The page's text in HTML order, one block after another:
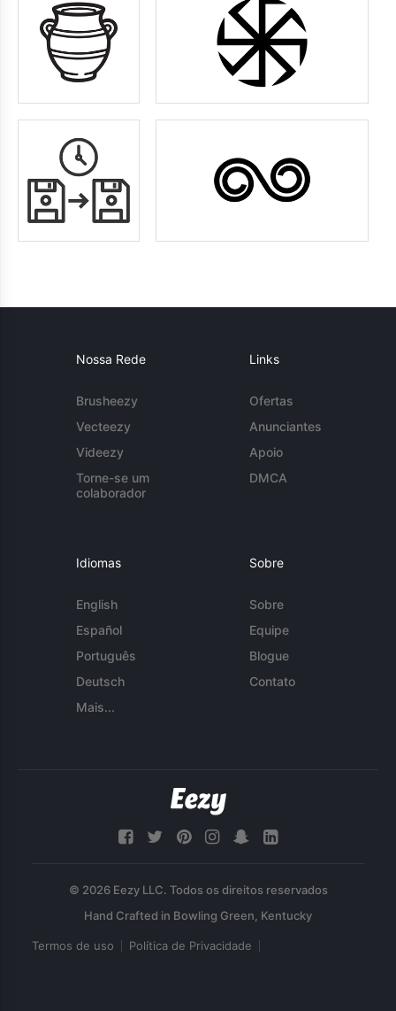
Nossa Rede
Brusheezy
Vecteezy
Videezy
Torne-se um
colaborador
Links
Ofertas
Anunciantes
Apoio
DMCA
Idiomas
English
Español
Português
Deutsch
Mais...
Sobre
Sobre
Equipe
Blogue
Contato
© 2026 Eezy LLC. Todos os direitos reservados
Termos de uso Política de Privacidade